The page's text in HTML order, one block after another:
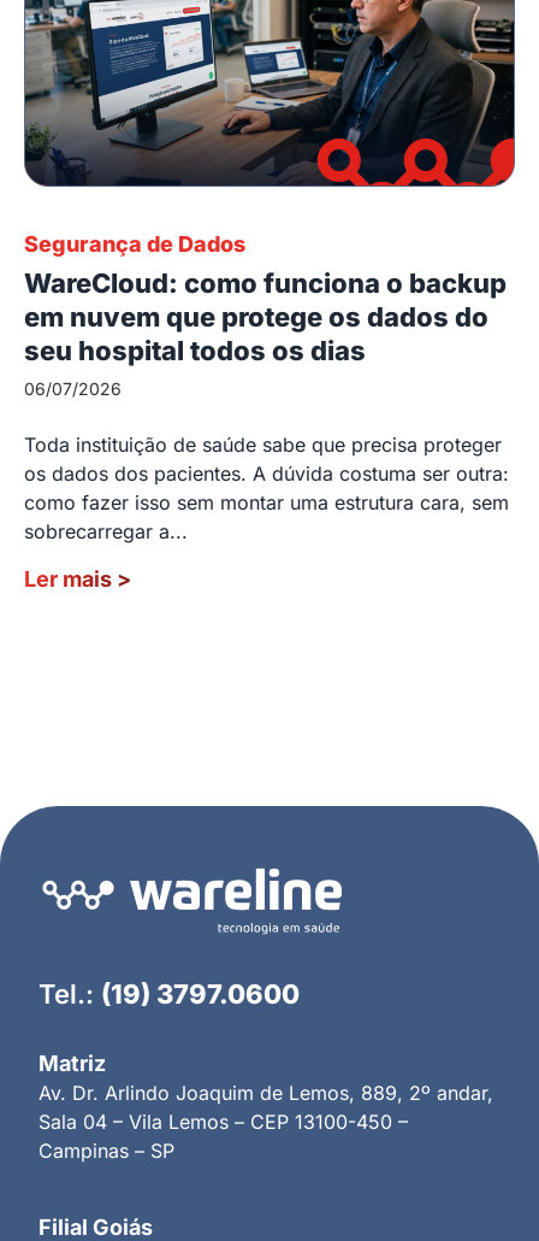
Segurança de Dados
WareCloud: como funciona o backup
em nuvem que protege os dados do
seu hospital todos os dias
06/07/2026
Toda instituição de saúde sabe que precisa proteger
os dados dos pacientes. A dúvida costuma ser outra:
como fazer isso sem montar uma estrutura cara, sem
sobrecarregar a...
Ler mais >
Tel.: (19) 3797.0600
Matriz
Av. Dr. Arlindo Joaquim de Lemos, 889, 2º andar,
Sala 04 – Vila Lemos – CEP 13100-450 –
Campinas – SP
Filial Goiás